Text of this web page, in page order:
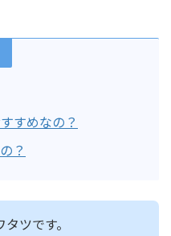
すめなの？
？
ツです。